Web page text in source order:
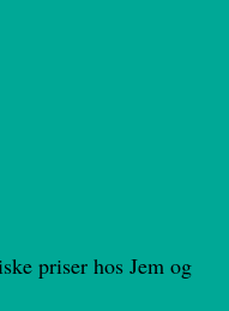
priser hos Jem og